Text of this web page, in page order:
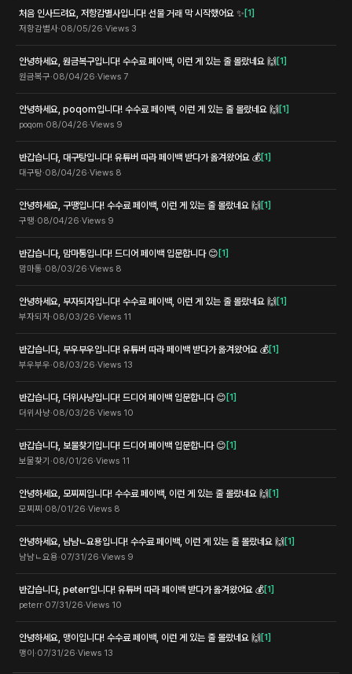
처음 인사드려요, 저항감별사입니다! 선물 거래 막 시작했어요 ✨ [1]
저항감별사·08/05/26·Views 3
안녕하세요, 원금복구입니다! 수수료 페이백, 이런 게 있는 줄 몰랐네요 🙌 [1]
원금복구·08/04/26·Views 7
안녕하세요, poqom입니다! 수수료 페이백, 이런 게 있는 줄 몰랐네요 🙌 [1]
poqom·08/04/26·Views 9
반갑습니다, 대구탕입니다! 유튜버 따라 페이백 받다가 옮겨왔어요 💰[1]
대구탕·08/04/26·Views 8
안녕하세요, 구땡입니다! 수수료 페이백, 이런 게 있는 줄 몰랐네요 🙌 [1]
구땡·08/04/26·Views 9
반갑습니다, 맘마통입니다! 드디어 페이백 입문합니다 😊 [1]
맘마통·08/03/26·Views 8
안녕하세요, 부자되자입니다! 수수료 페이백, 이런 게 있는 줄 몰랐네요 🙌 [1]
부자되자·08/03/26·Views 11
반갑습니다, 부우부우입니다! 유튜버 따라 페이백 받다가 옮겨왔어요 💰[1]
부우부우·08/03/26·Views 13
반갑습니다, 더위사냥입니다! 드디어 페이백 입문합니다 😊 [1]
더위사냥·08/03/26·Views 10
반갑습니다, 보물찾기입니다! 드디어 페이백 입문합니다 😊 [1]
보물찾기 ·08/01/26·Views 11
안녕하세요, 모찌찌입니다! 수수료 페이백, 이런 게 있는 줄 몰랐네요 🙌 [1]
모찌찌·08/01/26·Views 8
안녕하세요, 냠냠ㄴ요용입니다! 수수료 페이백, 이런 게 있는 줄 몰랐네요 🙌 [1]
냠냠ㄴ요용·07/31/26·Views 9
반갑습니다, peterr입니다! 유튜버 따라 페이백 받다가 옮겨왔어요 💰[1]
peterr·07/31/26·Views 10
안녕하세요, 맹이입니다! 수수료 페이백, 이런 게 있는 줄 몰랐네요 🙌 [1]
맹이·07/31/26·Views 13